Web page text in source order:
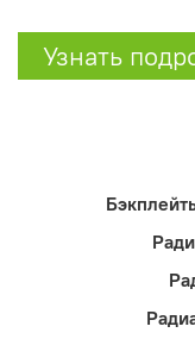
Узнать